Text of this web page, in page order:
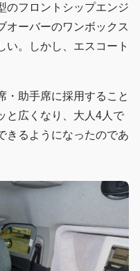
のフロントシップエンジ
オーバーのワンボックス
い。しかし、エスコート
・助手席に採用すること
と広くなり、大人4人で
きるようになったのであ